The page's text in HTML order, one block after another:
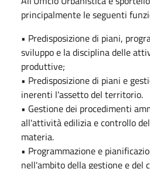
principalmente le seguenti
• Predisposizione di piani,
sviluppo e la disciplina delle
produttive;
• Predisposizione di piani e
inerenti l'assetto del territorio.
• Gestione dei procedimenti
all'attività edilizia e controllo
materia.
• Programmazione e
nell'ambito della gestione e del